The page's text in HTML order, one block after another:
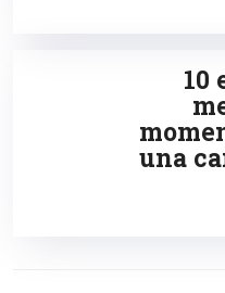
10
una